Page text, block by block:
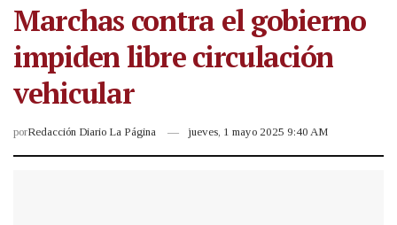
Marchas contra el gobierno
impiden libre circulación
vehicular
porRedacción Diario La Página jueves, 1 mayo 2025 9:40 AM